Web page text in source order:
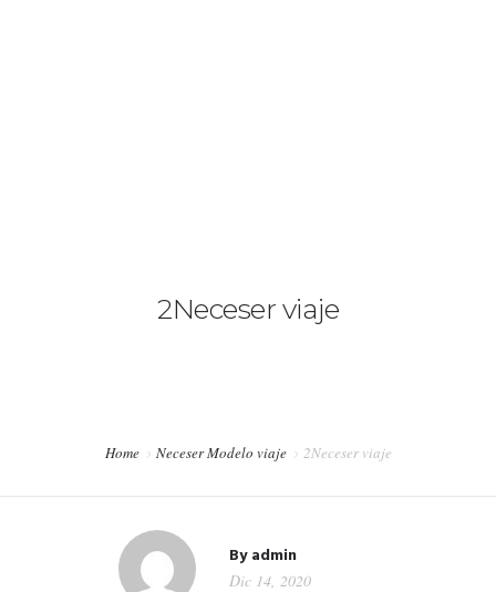
2Neceser viaje
Home Neceser Modelo viaje 2Neceser viaje
Byadmin
Dic 14, 2020